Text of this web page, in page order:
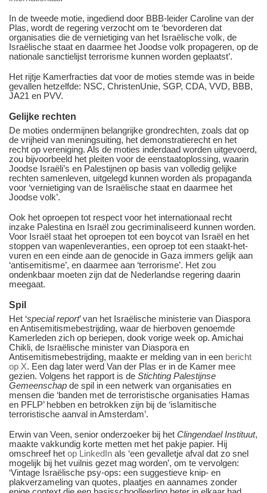
In de tweede motie, ingediend door BBB-leider Caroline van der
Plas, wordt de regering verzocht om te ‘bevorderen dat
organisaties die de vernietiging van het Israëlische volk, de
Israëlische staat en daarmee het Joodse volk propageren, op de
nationale sanctielijst terrorisme kunnen worden geplaatst’.
Het rijtje Kamerfracties dat voor de moties stemde was in beide
gevallen hetzelfde: NSC, ChristenUnie, SGP, CDA, VVD, BBB,
JA21 en PVV.
Gelijke rechten
De moties ondermijnen belangrijke grondrechten, zoals dat op
de vrijheid van meningsuiting, het demonstratierecht en het
recht op vereniging. Als de moties inderdaad worden uitgevoerd,
zou bijvoorbeeld het pleiten voor de eenstaatoplossing, waarin
Joodse Israëli’s en Palestijnen op basis van volledig gelijke
rechten samenleven, uitgelegd kunnen worden als propaganda
voor ‘vernietiging van de Israëlische staat en daarmee het
Joodse volk’.
Ook het oproepen tot respect voor het internationaal recht
inzake Palestina en Israël zou gecriminaliseerd kunnen worden.
Voor Israël staat het oproepen tot een boycot van Israël en het
stoppen van wapenleveranties, een oproep tot een staakt-het-
vuren en een einde aan de genocide in Gaza immers gelijk aan
‘antisemitisme’, en daarmee aan ‘terrorisme’. Het zou
ondenkbaar moeten zijn dat de Nederlandse regering daarin
meegaat.
Spil
Het ‘special report’ van het Israëlische ministerie van Diaspora
en Antisemitismebestrijding, waar de hierboven genoemde
Kamerleden zich op beriepen, dook vorige week op. Amichai
Chikli, de Israëlische minister van Diaspora en
Antisemitismebestrijding, maakte er melding van in een bericht
op X. Een dag later werd Van der Plas er in de Kamer mee
gezien. Volgens het rapport is de Stichting Palestijnse
Gemeenschap de spil in een netwerk van organisaties en
mensen die ‘banden met de terroristische organisaties Hamas
en PFLP’ hebben en betrokken zijn bij de ‘islamitische
terroristische aanval in Amsterdam’.
Erwin van Veen, senior onderzoeker bij het Clingendael Instituut,
maakte vakkundig korte metten met het pakje papier. Hij
omschreef het op LinkedIn als ‘een gevalletje afval dat zo snel
mogelijk bij het vuilnis gezet mag worden’, om te vervolgen:
‘Vintage Israëlische psy-ops: een suggestieve knip- en
plakverzameling van quotes, plaatjes en aannames zonder